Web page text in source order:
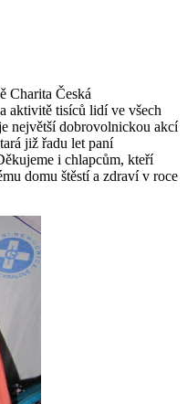
Charita Česká
aktivitě tisíců lidí ve všech
největší dobrovolnickou akcí
již řadu let paní
i chlapcům, kteří
domu štěstí a zdraví v roce